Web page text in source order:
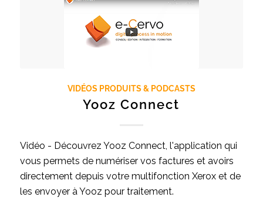
VIDÉOS PRODUITS & PODCASTS
Yooz Connect
Vidéo - Découvrez Yooz Connect, l'application qui
vous permets de numériser vos factures et avoirs
directement depuis votre multifonction Xerox et de
les envoyer à Yooz pour traitement.